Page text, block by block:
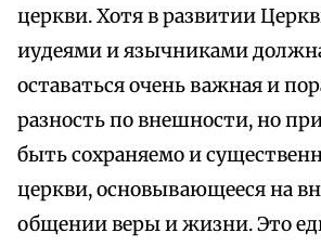
церкви. Хотя в развитии
иудеями и язычниками
оставаться очень важная и
разность по внешности, но
быть сохраняемо и
церкви, основывающееся на
общении веры и жизни. Это